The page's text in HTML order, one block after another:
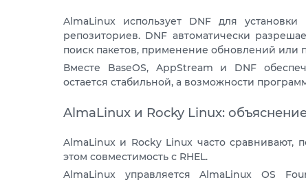
AlmaLinux использует DNF для
репозиториев. DNF автоматически
поиск пакетов, применение обновлений или
Вместе BaseOS, AppStream и DNF
остается стабильной, а возможности
AlmaLinux и Rocky Linux:
AlmaLinux и Rocky Linux часто сравнивают,
этом совместимость с RHEL.
AlmaLinux управляется AlmaLinux OS